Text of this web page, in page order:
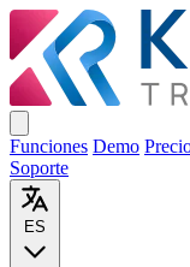
Funciones Demo
Soporte
ES